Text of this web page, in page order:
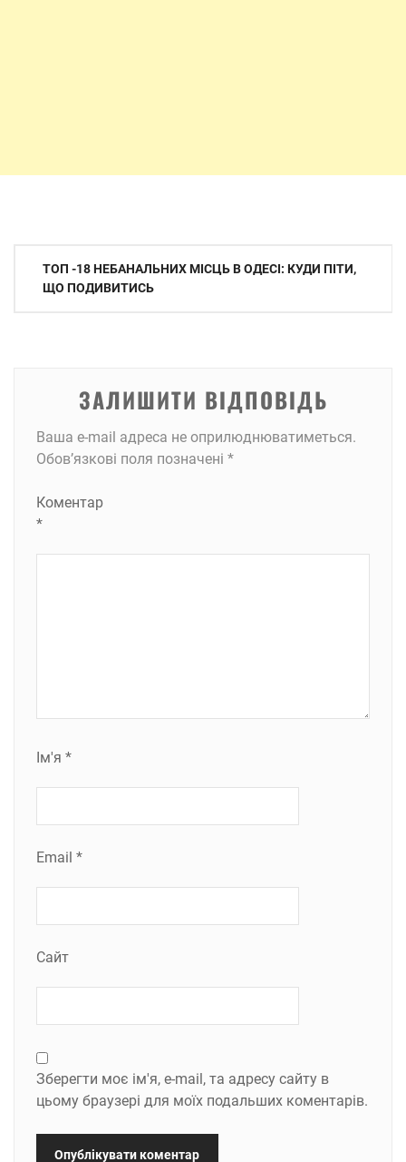
Навігація
записів
ТОП -18 НЕБАНАЛЬНИХ МІСЦЬ В ОДЕСІ: КУДИ ПІТИ,
ЩО ПОДИВИТИСЬ
ЗАЛИШИТИ ВІДПОВІДЬ
Ваша e-mail адреса не оприлюднюватиметься.
Обов’язкові поля позначені *
Коментар
*
Ім'я *
Email *
Сайт
Зберегти моє ім'я, e-mail, та адресу сайту в
цьому браузері для моїх подальших коментарів.